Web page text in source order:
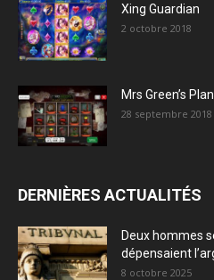
Xing Guardian
2 octobre 2018
Mrs Green’s
28 septembre 2018
DERNIÈRES ACTUALITÉS
Deux hommes
dépensaient
8 octobre 2025